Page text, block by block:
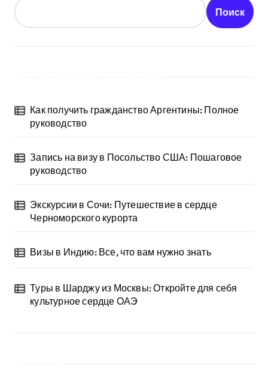
Поиск
Как получить гражданство Аргентины: Полное
руководство
Запись на визу в Посольство США: Пошаговое
руководство
Экскурсии в Сочи: Путешествие в сердце
Черноморского курорта
Визы в Индию: Все, что вам нужно знать
Туры в Шарджу из Москвы: Откройте для себя
культурное сердце ОАЭ